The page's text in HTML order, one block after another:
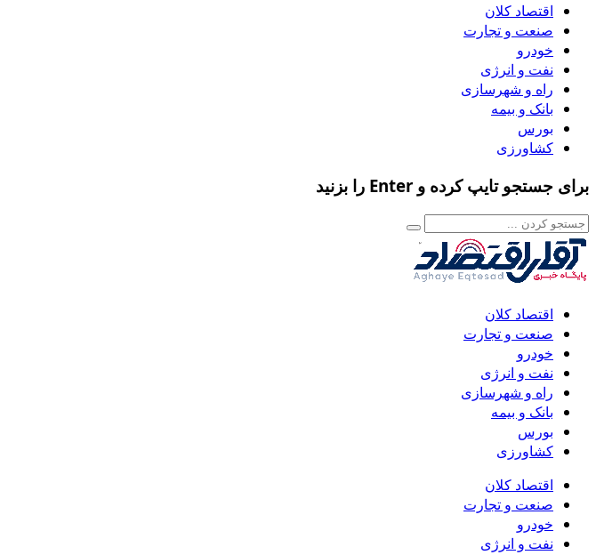
اقتصاد کلان
صنعت و تجارت
خودرو
نفت و انرژی
راه و شهرسازی
بانک و بیمه
بورس
کشاورزی
برای جستجو تایپ کرده و Enter را بزنید
اقتصاد کلان
صنعت و تجارت
خودرو
نفت و انرژی
راه و شهرسازی
بانک و بیمه
بورس
کشاورزی
اقتصاد کلان
صنعت و تجارت
خودرو
نفت و انرژی